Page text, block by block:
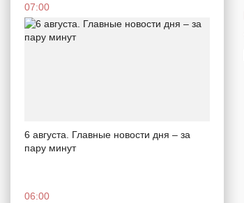
07:00
6 августа. Главные новости дня – за
пару минут
06:00